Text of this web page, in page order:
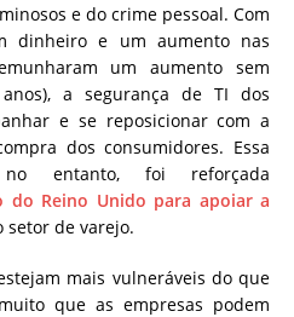
e do crime pessoal. Com
dinheiro e um aumento nas
um aumento sem
a segurança de TI dos
e se reposicionar com a
dos consumidores. Essa
no entanto, foi reforçada
do Reino Unido para apoiar a
setor de varejo.
mais vulneráveis ​​do que
que as empresas podem